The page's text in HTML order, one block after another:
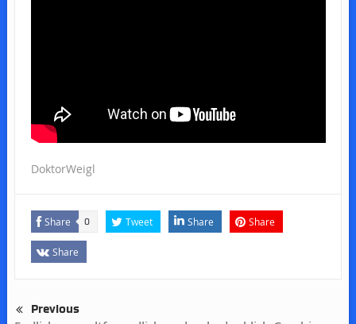
DoktorWeigl
Share 0 Tweet Share Share
Share
Previous